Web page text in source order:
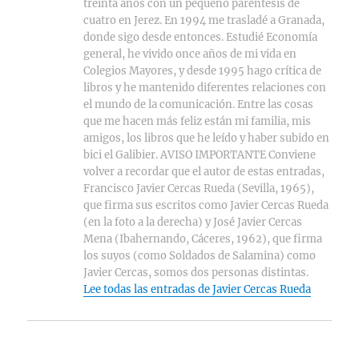
treinta años con un pequeño paréntesis de
cuatro en Jerez. En 1994 me trasladé a Granada,
donde sigo desde entonces. Estudié Economía
general, he vivido once años de mi vida en
Colegios Mayores, y desde 1995 hago crítica de
libros y he mantenido diferentes relaciones con
el mundo de la comunicación. Entre las cosas
que me hacen más feliz están mi familia, mis
amigos, los libros que he leído y haber subido en
bici el Galibier. AVISO IMPORTANTE Conviene
volver a recordar que el autor de estas entradas,
Francisco Javier Cercas Rueda (Sevilla, 1965),
que firma sus escritos como Javier Cercas Rueda
(en la foto a la derecha) y José Javier Cercas
Mena (Ibahernando, Cáceres, 1962), que firma
los suyos (como Soldados de Salamina) como
Javier Cercas, somos dos personas distintas.
Lee todas las entradas de Javier Cercas Rueda